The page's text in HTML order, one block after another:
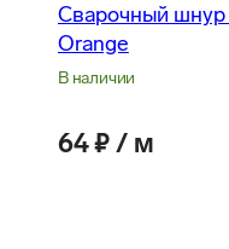
Сварочный шнур
Orange
В наличии
64 ₽ / м